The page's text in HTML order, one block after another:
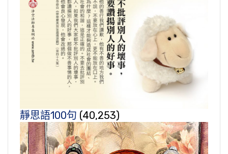
靜思語100句 (40,253)